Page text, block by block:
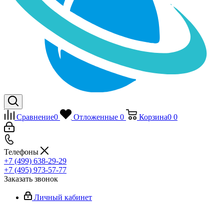
Сравнение0 Отложенные 0 Корзина0 0
Телефоны
+7 (499) 638-29-29
+7 (495) 973-57-77
Заказать звонок
Личный кабинет